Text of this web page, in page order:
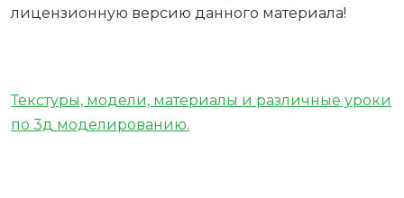
лицензионную версию данного материала!
Текстуры, модели, материалы и различные уроки
по 3д моделированию.